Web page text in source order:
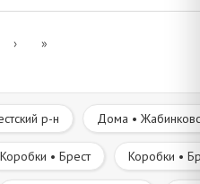
› »
р-н Дома •
Коробки • Брест Коробки •